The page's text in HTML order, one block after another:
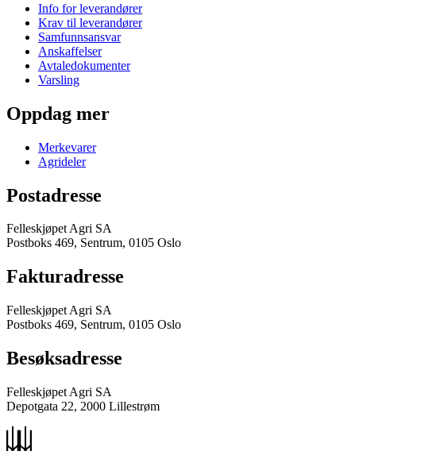
Info for leverandører
Krav til leverandører
Samfunnsansvar
Anskaffelser
Avtaledokumenter
Varsling
Oppdag mer
Merkevarer
Agrideler
Postadresse
Felleskjøpet Agri SA
Postboks 469, Sentrum, 0105 Oslo
Fakturadresse
Felleskjøpet Agri SA
Postboks 469, Sentrum, 0105 Oslo
Besøksadresse
Felleskjøpet Agri SA
Depotgata 22, 2000 Lillestrøm